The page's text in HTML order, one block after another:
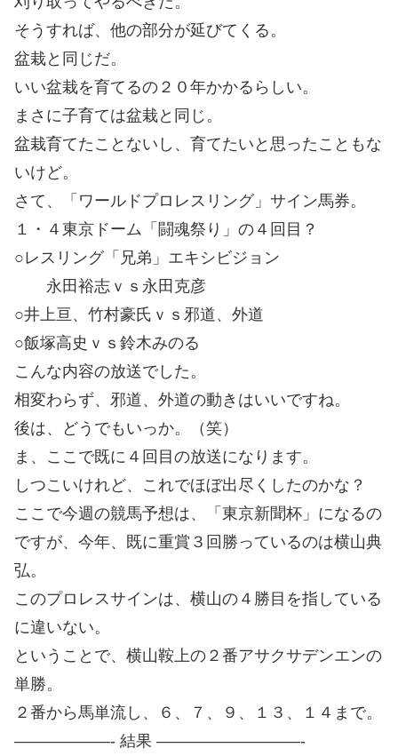
そうすれば、他の部分が延びてくる。
盆栽と同じだ。
いい盆栽を育てるの２０年かかるらしい。
まさに子育ては盆栽と同じ。
盆栽育てたことないし、育てたいと思ったこともな
いけど。
さて、「ワールドプロレスリング」サイン馬券。
１・４東京ドーム「闘魂祭り」の４回目？
○レスリング「兄弟」エキシビジョン
永田裕志ｖｓ永田克彦
○井上亘、竹村豪氏ｖｓ邪道、外道
○飯塚高史ｖｓ鈴木みのる
こんな内容の放送でした。
相変わらず、邪道、外道の動きはいいですね。
後は、どうでもいっか。（笑）
ま、ここで既に４回目の放送になります。
しつこいけれど、これでほぼ出尽くしたのかな？
ここで今週の競馬予想は、「東京新聞杯」になるの
ですが、今年、既に重賞３回勝っているのは横山典
弘。
このプロレスサインは、横山の４勝目を指している
に違いない。
ということで、横山鞍上の２番アサクサデンエンの
単勝。
２番から馬単流し、６、７、９、１３、１４まで。
——————- 結果 —————————-